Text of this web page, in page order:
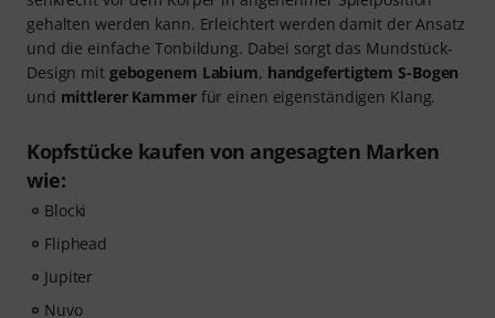
gehalten werden kann. Erleichtert werden damit der Ansatz
und die einfache Tonbildung. Dabei sorgt das Mundstück-
Design mit gebogenem Labium, handgefertigtem S-Bogen
und mittlerer Kammerfür einen eigenständigen Klang.
Kopfstücke kaufen von angesagten Marken
wie:
Blocki
Fliphead
Jupiter
Nuvo